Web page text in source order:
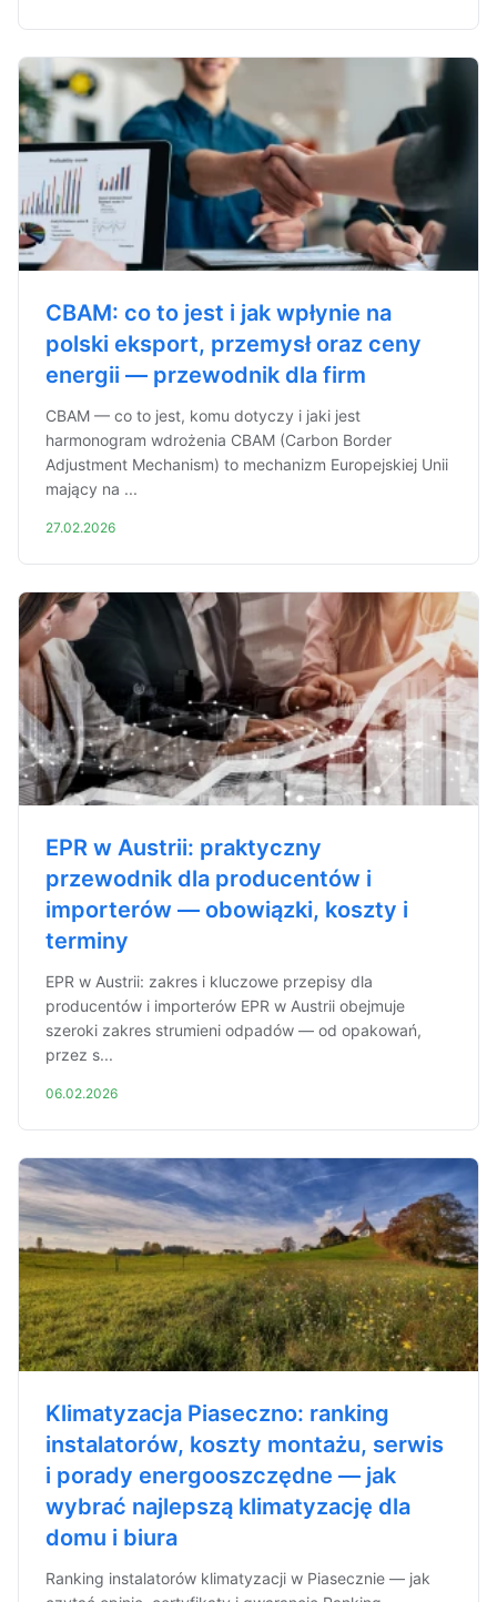
CBAM: co to jest i jak wpłynie na
polski eksport, przemysł oraz ceny
energii — przewodnik dla firm
CBAM — co to jest, komu dotyczy i jaki jest
harmonogram wdrożenia CBAM (Carbon Border
Adjustment Mechanism) to mechanizm Europejskiej Unii
mający na ...
27.02.2026
EPR w Austrii: praktyczny
przewodnik dla producentów i
importerów — obowiązki, koszty i
terminy
EPR w Austrii: zakres i kluczowe przepisy dla
producentów i importerów EPR w Austrii obejmuje
szeroki zakres strumieni odpadów — od opakowań,
przez s...
06.02.2026
Klimatyzacja Piaseczno: ranking
instalatorów, koszty montażu, serwis
i porady energooszczędne — jak
wybrać najlepszą klimatyzację dla
domu i biura
Ranking instalatorów klimatyzacji w Piasecznie — jak